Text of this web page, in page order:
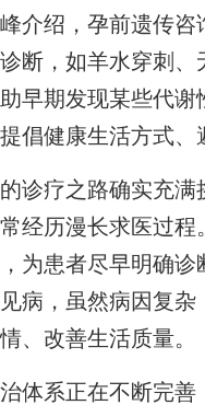
介绍，孕前遗传
断，如羊水穿刺
早期发现某些代
倡健康生活方式、
疗之路确实充满
经历漫长求医过
为患者尽早明确
病，虽然病因复
、改善生活质量。
系正在不断完善